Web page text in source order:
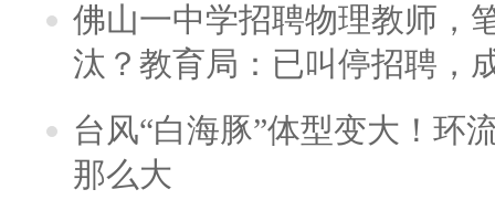
佛山一中学招聘物理教师，
汰？教育局：已叫停招聘，
台风“白海豚”体型变大！环
那么大